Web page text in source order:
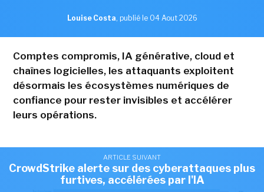
ARTICLE SUIVANT
CrowdStrike alerte sur des cyberattaques plus
furtives, accélérées par l'IA
Louise Costa, publié le 04 Aout 2026
Comptes compromis, IA générative, cloud et
chaînes logicielles, les attaquants exploitent
désormais les écosystèmes numériques de
confiance pour rester invisibles et accélérer
leurs opérations.